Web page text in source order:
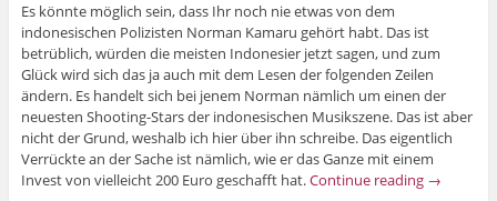
Es könnte möglich sein, dass Ihr noch nie etwas von dem
indonesischen Polizisten Norman Kamaru gehört habt. Das ist
betrüblich, würden die meisten Indonesier jetzt sagen, und zum
Glück wird sich das ja auch mit dem Lesen der folgenden Zeilen
ändern. Es handelt sich bei jenem Norman nämlich um einen der
neuesten Shooting-Stars der indonesischen Musikszene. Das ist aber
nicht der Grund, weshalb ich hier über ihn schreibe. Das eigentlich
Verrückte an der Sache ist nämlich, wie er das Ganze mit einem
Invest von vielleicht 200 Euro geschafft hat.Continue reading →